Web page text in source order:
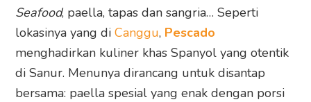
Seafood, paella, tapas dan sangria… Seperti
lokasinya yang diCanggu, Pescado
menghadirkan kuliner khas Spanyol yang otentik
di Sanur. Menunya dirancang untuk disantap
bersama: paella spesial yang enak dengan porsi